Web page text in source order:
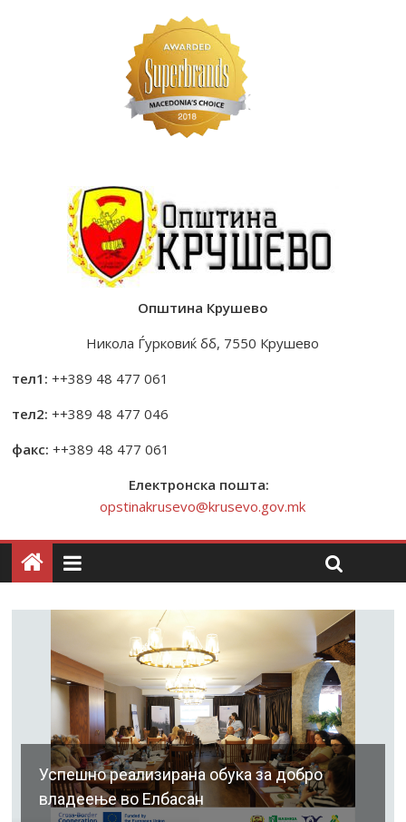
Општина Крушево
Никола Ѓурковиќ бб, 7550 Крушево
тел1: ++389 48 477 061
тел2: ++389 48 477 046
факс: ++389 48 477 061
Електронска пошта:
opstinakrusevo@krusevo.gov.mk
Успешно реализирана обука за добро
владеење во Елбасан